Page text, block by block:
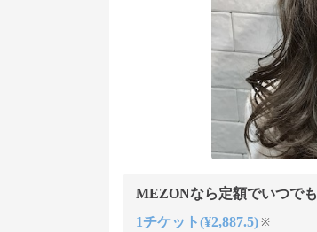
MEZONなら定額でいつでも
1チケット(¥2,887.5) ※